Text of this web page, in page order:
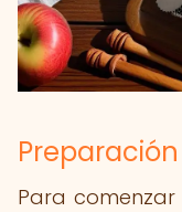
Para